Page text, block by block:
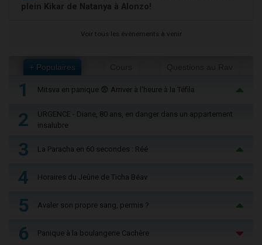
plein Kikar de Natanya à Alonzo!
Voir tous les événements à venir
+ Populaires
1 Mitsva en panique 😨 Arriver à l'heure à la Téfila
2
URGENCE - Diane, 80 ans, en danger dans un appartement
insalubre
3 La Paracha en 60 secondes : Réé
4 Horaires du Jeûne de Ticha Béav
5 Avaler son propre sang, permis ?
6 Panique à la boulangerie Cachère